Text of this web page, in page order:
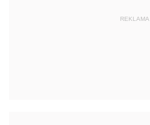
REKLAMA